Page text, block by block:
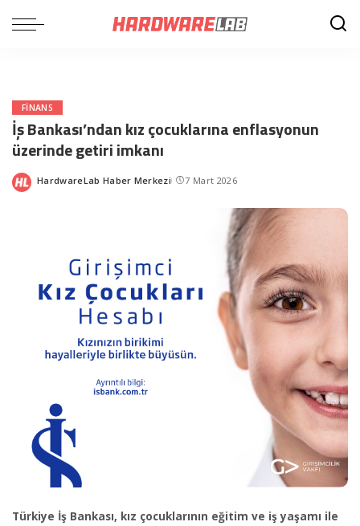
FINANS
İş Bankası’ndan kız çocuklarına enflasyonun
üzerinde getiri imkanı
Posted
HardwareLab Haber Merkezi 7 Mart 2026
Türkiye İş Bankası, kız çocuklarının eğitim ve iş yaşamı ile